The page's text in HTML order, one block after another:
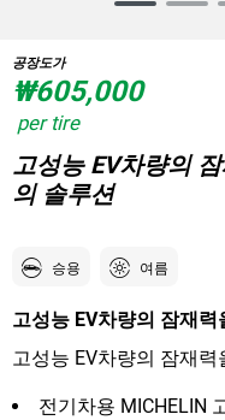
of
6
공장도가
₩605,000
per tire
고성능 EV차량의
의 솔루션
승용 여름
고성능 EV차량의 잠재
고성능 EV차량의 잠재
전기차용 MICHELIN